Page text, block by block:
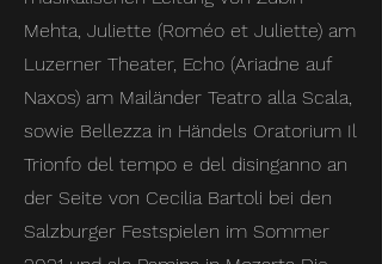
Mehta, Juliette (Roméo et Juliette) am
Luzerner Theater, Echo (Ariadne auf
Naxos) am Mailänder Teatro alla Scala,
sowie Bellezza in Händels Oratorium Il
Trionfo del tempo e del disinganno an
der Seite von Cecilia Bartoli bei den
Salzburger Festspielen im Sommer